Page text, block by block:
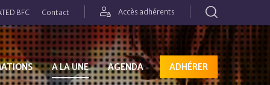
BFC Contact Accès adhérents
A LA UNE AGENDA ADHÉRER